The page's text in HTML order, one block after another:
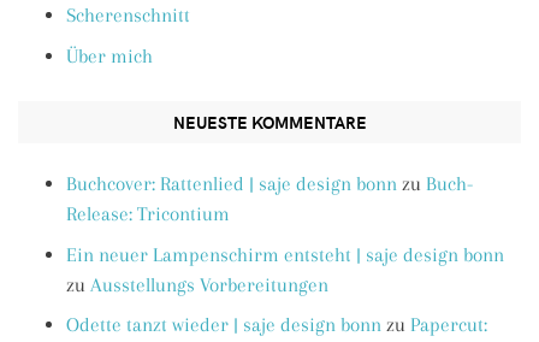
Scherenschnitt
Über mich
NEUESTE KOMMENTARE
Buchcover: Rattenlied | saje design bonn zu Buch-
Release: Tricontium
Ein neuer Lampenschirm entsteht | saje design bonn
zu Ausstellungs Vorbereitungen
Odette tanzt wieder | saje design bonn zu Papercut: